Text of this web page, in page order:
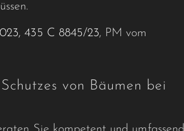
435 C 8845/23, PM vom
von Bäumen bei